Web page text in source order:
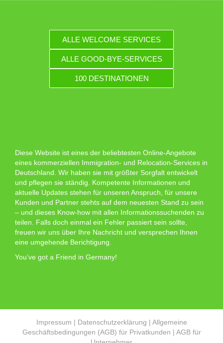
ALLE WELCOME SERVICES
ALLE GOOD-BYE-SERVICES
100 DESTINATIONEN
Diese Website ist eines der beliebtesten Online-Angebote
eines kommerziellen Immigration- und Relocation-Services in
Deutschland. Wir haben sie mit größter Sorgfalt entwickelt
und pflegen sie ständig. Kompetente Informationen und
aktuelle Updates stehen für unseren Anspruch, für unsere
Kunden und Partner stehts auf dem neuesten Stand zu sein
– und dieses Know-how mit allen Informationssuchenden zu
teilen. Falls doch einmal ein Fehler passiert sein sollte,
freuen wir uns über Ihre Nachricht und versprechen Ihnen
eine umgehende Berichtigung.
You’ve got a Friend in Germany!
Impressum | Datenschutzerklärung | Allgemeine
Geschäftsbedingungen (AGB) für Privatkunden | AGB für